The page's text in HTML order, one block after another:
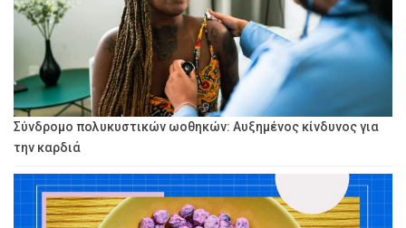
Σύνδρομο πολυκυστικών ωοθηκών: Αυξημένος κίνδυνος για
την καρδιά